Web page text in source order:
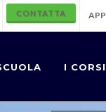
CONTATTA APP
I CORSI